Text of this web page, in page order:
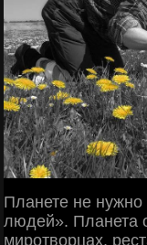
Планете не
людей». Планета
миротворцах,